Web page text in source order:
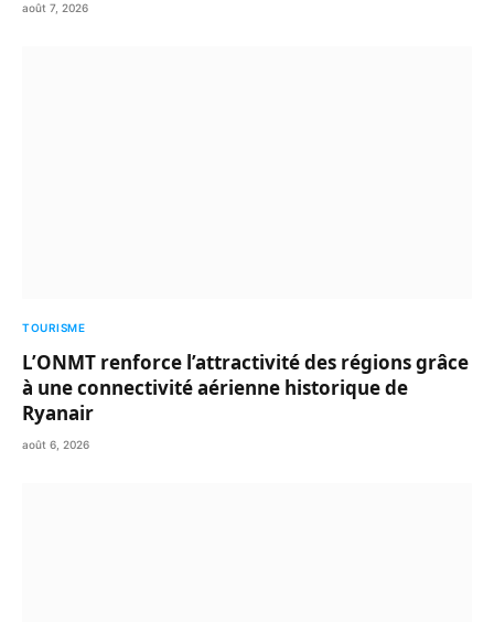
août 7, 2026
TOURISME
L’ONMT renforce l’attractivité des régions grâce
à une connectivité aérienne historique de
Ryanair
août 6, 2026